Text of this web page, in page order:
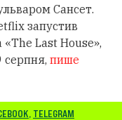
Сансет.
запустив
Last House»,
серпня, пише
, TELEGRAM